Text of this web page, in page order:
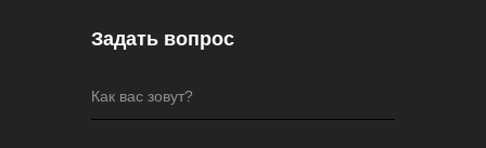
Как вас зовут?
Задать вопрос